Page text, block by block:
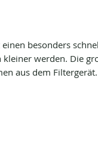
besonders
werden. Die
aus dem Filtergerät.